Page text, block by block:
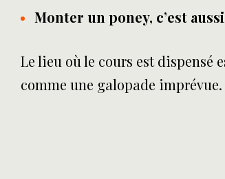
Monter un poney, c’est
Le lieu où le cours est dispensé
comme une galopade imprévue.